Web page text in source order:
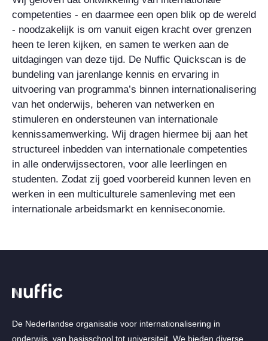
competenties - en daarmee een open blik op de wereld
- noodzakelijk is om vanuit eigen kracht over grenzen
heen te leren kijken, en samen te werken aan de
uitdagingen van deze tijd. De Nuffic Quickscan is de
bundeling van jarenlange kennis en ervaring in
uitvoering van programma’s binnen internationalisering
van het onderwijs, beheren van netwerken en
stimuleren en ondersteunen van internationale
kennissamenwerking. Wij dragen hiermee bij aan het
structureel inbedden van internationale competenties
in alle onderwijssectoren, voor alle leerlingen en
studenten. Zodat zij goed voorbereid kunnen leven en
werken in een multiculturele samenleving met een
internationale arbeidsmarkt en kenniseconomie.
De Nederlandse organisatie voor internationalisering in
onderwijs, van basisschool tot universiteit. We bieden diverse